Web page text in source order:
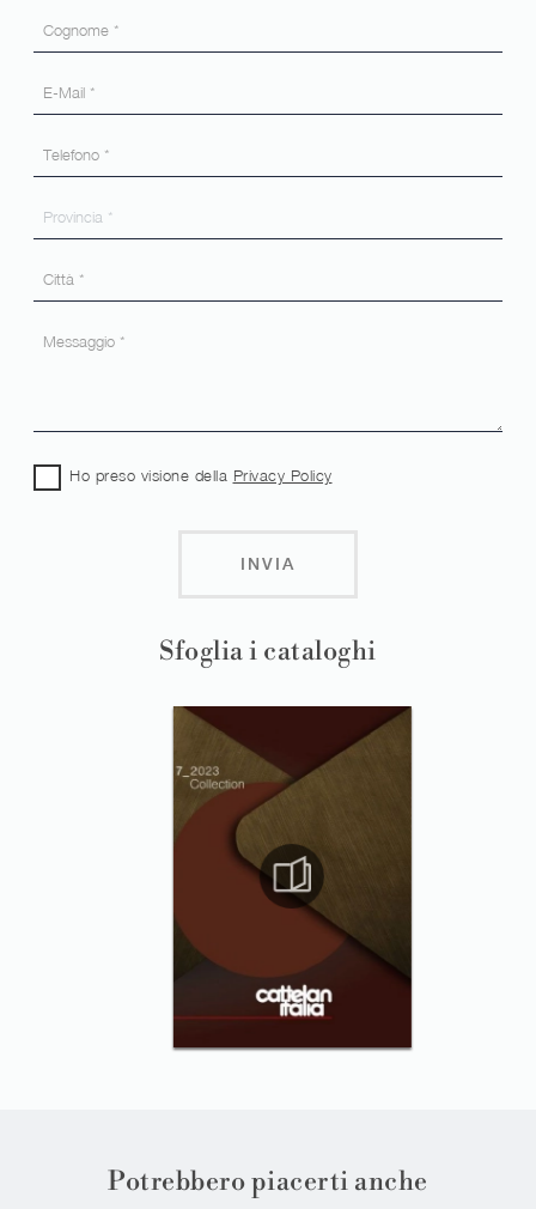
Sfoglia i cataloghi
Ho preso visione della Privacy Policy
INVIA
Potrebbero piacerti anche